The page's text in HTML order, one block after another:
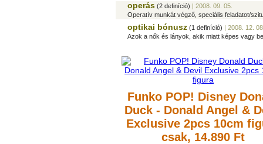
operás (2 definíció) | 2008. 09. 05.
Operatív munkát végző, speciális feladatot/
optikai bónusz (1 definíció) | 2008. 12.
Azok a nők és lányok, akik miatt képes vagy
Funko POP! Disney
Duck - Donald Angel &
Exclusive 2pcs 10cm
csak, 14.890 Ft